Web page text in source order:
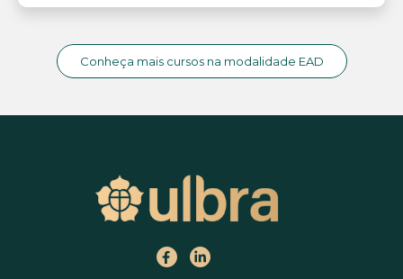
Conheça mais cursos na modalidade EAD